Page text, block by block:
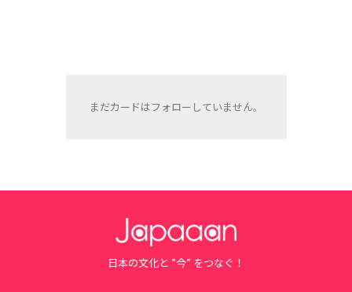
まだカードはフォローしていません。
日本の文化と ”今” をつなぐ！